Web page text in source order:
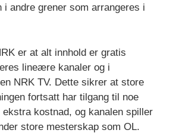
i andre grener som arrangeres i
er at alt innhold er gratis
lineære kanaler og i
NRK TV. Dette sikrer at store
fortsatt har tilgang til noe
kostnad, og kanalen spiller
store mesterskap som OL.